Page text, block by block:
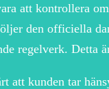
att kontrollera
den officiella
regelverk. Detta
att kunden tar